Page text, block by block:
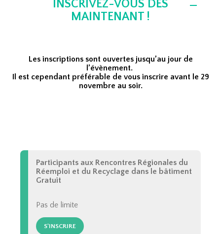
INSCRIVEZ-VOUS DÈS
MAINTENANT !
Les inscriptions sont ouvertes jusqu’au jour de
l’évènement.
Il est cependant préférable de vous inscrire avant le 29
novembre au soir.
Gratuit
Pas de limite
S'INSCRIRE
Participants aux Rencontres Régionales du
Réemploi et du Recyclage dans le bâtiment